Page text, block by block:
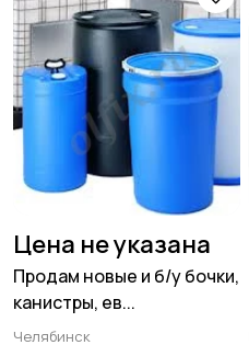
Цена не указана
Продам новые и б/у бочки,
канистры, ев...
Челябинск